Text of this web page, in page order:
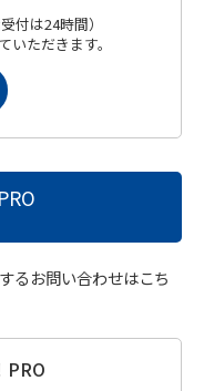
付は24時間）
ただきます。
るお問い合わせはこち
PRO